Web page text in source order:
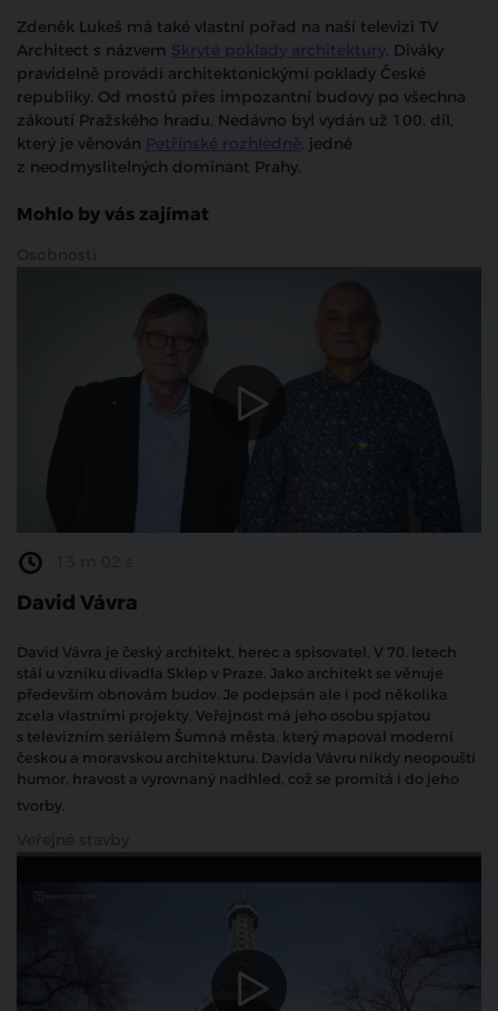
Zdeněk Lukeš má také vlastní pořad na naší televizi TV
Architect s názvem Skryté poklady architektury. Diváky
pravidelně provádí architektonickými poklady České
republiky. Od mostů přes impozantní budovy po všechna
zákoutí Pražského hradu. Nedávno byl vydán už 100. díl,
který je věnován Petřínské rozhledně , jedné
z neodmyslitelných dominant Prahy.
Mohlo by vás zajímat
David Vávra
David Vávra je český architekt, herec a spisovatel. V 70. letech
stál u vzniku divadla Sklep v Praze. Jako architekt se věnuje
především obnovám budov. Je podepsán ale i pod několika
zcela vlastními projekty. Veřejnost má jeho osobu spjatou
s televizním seriálem Šumná města, který mapoval moderní
českou a moravskou architekturu. Davida Vávru nikdy neopouští
humor, hravost a vyrovnaný nadhled, což se promítá i do jeho
tvorby.